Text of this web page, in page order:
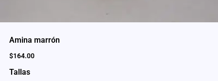
Amina marrón
$164.00
Tallas